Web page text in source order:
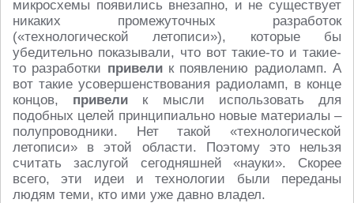
микросхемы появились внезапно, и не существует
никаких промежуточных разработок
(«технологической летописи»), которые бы
убедительно показывали, что вот такие-то и такие-
то разработки привелик появлению радиоламп. А
вот такие усовершенствования радиоламп, в конце
концов, привели к мысли использовать для
подобных целей принципиально новые материалы –
полупроводники. Нет такой «технологической
летописи» в этой области. Поэтому это нельзя
считать заслугой сегодняшней «науки». Скорее
всего, эти идеи и технологии были переданы
людям теми, кто ими уже давно владел.